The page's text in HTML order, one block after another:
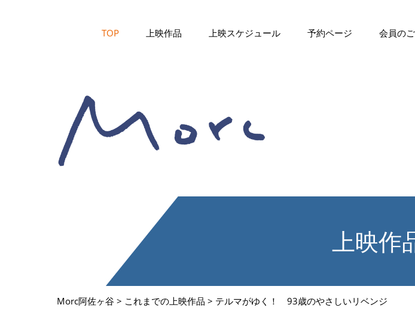
TOP 上映作品 上映スケジュール 予約ページ 会員の
上映作
Morc阿佐ヶ谷 > これまでの上映作品 > テルマがゆく！ 93歳のやさしいリベンジ